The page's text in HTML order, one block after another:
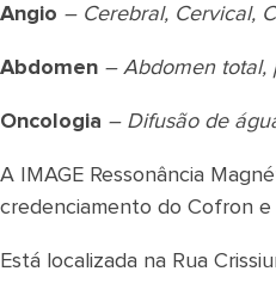
Angio – Cerebral, Cervical,
Abdomen – Abdomen total,
Oncologia – Difusão de
A IMAGE Ressonância
credenciamento do Cofron e
Está localizada na Rua